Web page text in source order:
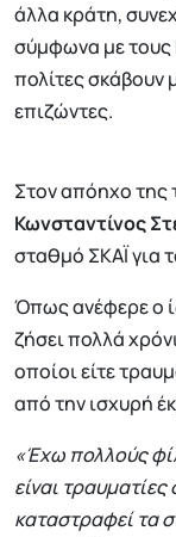
άλλα κράτη,
σύμφωνα με τους
πολίτες σκάβουν
επιζώντες.
Στον απόηχο της
Κωνσταντίνος
σταθμό ΣΚΑΪ για
Όπως ανέφερε ο
ζήσει πολλά
οποίοι είτε
από την ισχυρή
«Έχω πολλούς
είναι
καταστραφεί τα